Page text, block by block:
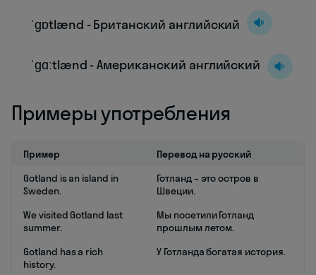
ˈɡɒtlænd - Британский английский
ˈɡɑːtlænd - Американский английский
Примеры употребления
Пример
Перевод на русский
Gotland is an island in
Sweden.
Готланд – это остров в
Швеции.
We visited Gotland last
summer.
Мы посетили Готланд
прошлым летом.
Gotland has a rich
history.
У Готланда богатая история.